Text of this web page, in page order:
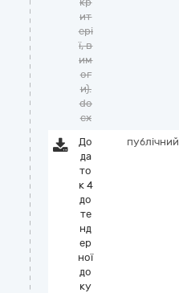
ит
ері
ї, в
им
ог
и).
do
cx
До
да
то
к 4
до
те
нд
ер
ної
до
ку
публічний